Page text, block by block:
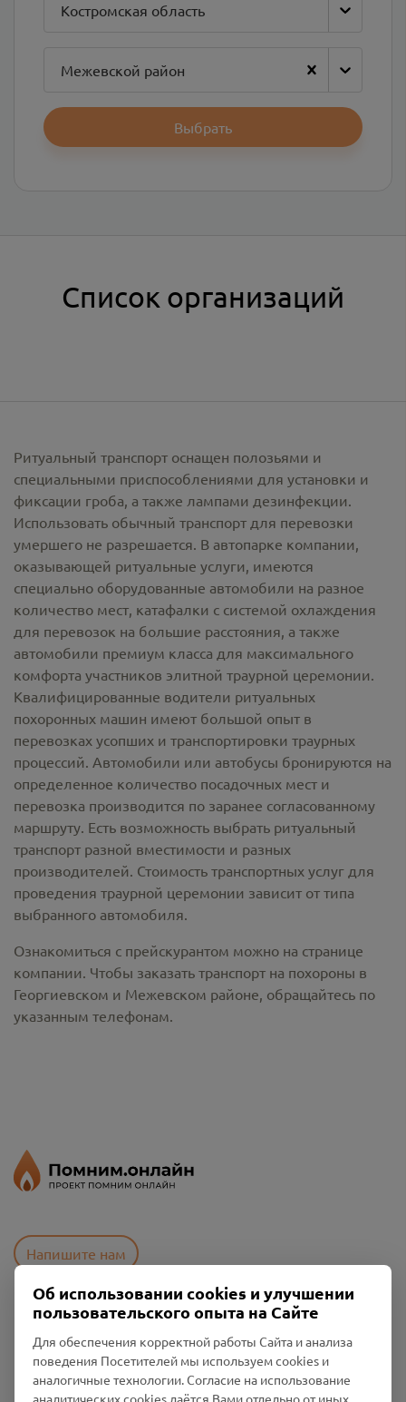
Костромская область
Межевской район
Выбрать
Список организаций
Ритуальный транспорт оснащен полозьями и
специальными приспособлениями для установки и
фиксации гроба, а также лампами дезинфекции.
Использовать обычный транспорт для перевозки
умершего не разрешается. В автопарке компании,
оказывающей ритуальные услуги, имеются
специально оборудованные автомобили на разное
количество мест, катафалки с системой охлаждения
для перевозок на большие расстояния, а также
автомобили премиум класса для максимального
комфорта участников элитной траурной церемонии.
Квалифицированные водители ритуальных
похоронных машин имеют большой опыт в
перевозках усопших и транспортировки траурных
процессий. Автомобили или автобусы бронируются на
определенное количество посадочных мест и
перевозка производится по заранее согласованному
маршруту. Есть возможность выбрать ритуальный
транспорт разной вместимости и разных
производителей. Стоимость транспортных услуг для
проведения траурной церемонии зависит от типа
выбранного автомобиля.
Ознакомиться с прейскурантом можно на странице
компании. Чтобы заказать транспорт на похороны в
Георгиевском и Межевском районе, обращайтесь по
указанным телефонам.
Напишите нам
Пользовательское соглашение
Политика конфиденциальности
Промо-материалы
Об использовании cookies и улучшении
пользовательского опыта на Сайте
Для обеспечения корректной работы Сайта и анализа
поведения Посетителей мы используем cookies и
аналогичные технологии. Согласие на использование